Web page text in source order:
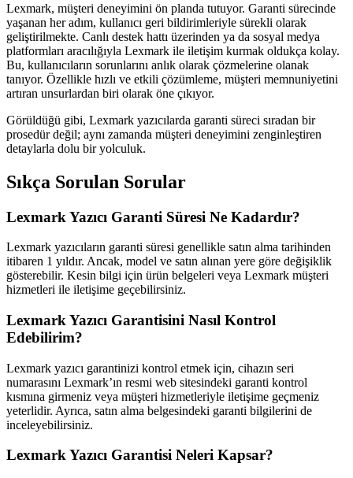
Lexmark, müşteri deneyimini ön planda tutuyor. Garanti sürecinde
yaşanan her adım, kullanıcı geri bildirimleriyle sürekli olarak
geliştirilmekte. Canlı destek hattı üzerinden ya da sosyal medya
platformları aracılığıyla Lexmark ile iletişim kurmak oldukça kolay.
Bu, kullanıcıların sorunlarını anlık olarak çözmelerine olanak
tanıyor. Özellikle hızlı ve etkili çözümleme, müşteri memnuniyetini
artıran unsurlardan biri olarak öne çıkıyor.
Görüldüğü gibi, Lexmark yazıcılarda garanti süreci sıradan bir
prosedür değil; aynı zamanda müşteri deneyimini zenginleştiren
detaylarla dolu bir yolculuk.
Sıkça Sorulan Sorular
Lexmark Yazıcı Garanti Süresi Ne Kadardır?
Lexmark yazıcıların garanti süresi genellikle satın alma tarihinden
itibaren 1 yıldır. Ancak, model ve satın alınan yere göre değişiklik
gösterebilir. Kesin bilgi için ürün belgeleri veya Lexmark müşteri
hizmetleri ile iletişime geçebilirsiniz.
Lexmark Yazıcı Garantisini Nasıl Kontrol
Edebilirim?
Lexmark yazıcı garantinizi kontrol etmek için, cihazın seri
numarasını Lexmark’ın resmi web sitesindeki garanti kontrol
kısmına girmeniz veya müşteri hizmetleriyle iletişime geçmeniz
yeterlidir. Ayrıca, satın alma belgesindeki garanti bilgilerini de
inceleyebilirsiniz.
Lexmark Yazıcı Garantisi Neleri Kapsar?